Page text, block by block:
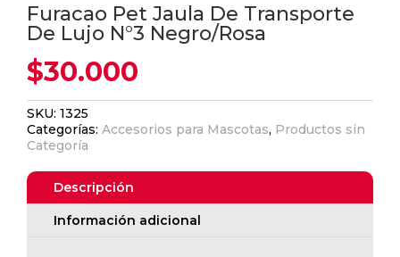
Furacao Pet Jaula De Transporte
De Lujo N°3 Negro/Rosa
$30.000
SKU:1325
Categorías:Accesorios para Mascotas, Productos sin
Categoría
Descripción
Información adicional